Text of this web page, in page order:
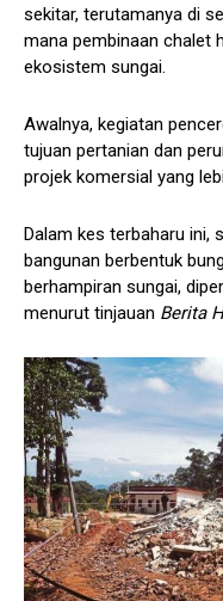
sekitar, terutamanya di
mana pembinaan chalet
ekosistem sungai.
Awalnya, kegiatan
tujuan pertanian dan
projek komersial yang
Dalam kes terbaharu ini,
bangunan berbentuk
berhampiran sungai,
menurut tinjauan Berita